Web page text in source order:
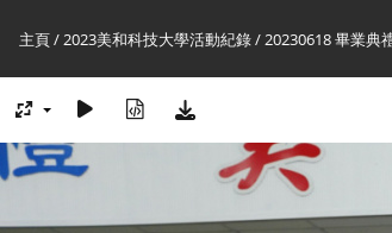
主頁/2023美和科技大學活動紀錄/20230618 畢業典